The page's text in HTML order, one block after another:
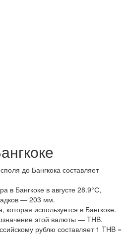
до Бангкока составляет
в Бангкоке в августе 28.9°С,
— 203 мм.
используется в Бангкоке.
этой валюты — THB.
рублю составляет 1 THB =